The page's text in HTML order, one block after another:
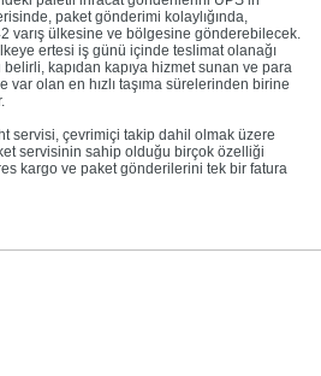
paket gönderimi kolaylığında,
varış ülkesine ve bölgesine gönderebilecek.
ertesi iş günü içinde teslimat olanağı
belirli, kapıdan kapıya hizmet sunan ve para
olan en hızlı taşıma sürelerinden birine
servisi, çevrimiçi takip dahil olmak üzere
servisinin sahip olduğu birçok özelliği
kargo ve paket gönderilerini tek bir fatura